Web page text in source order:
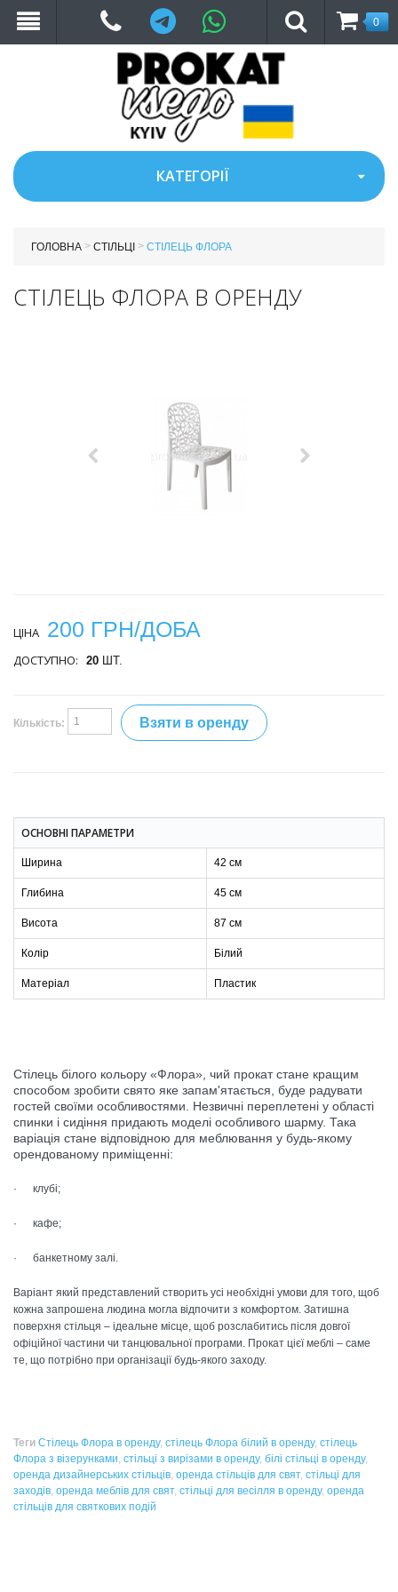
Telegram
0
КАТЕГОРІЇ
ГОЛОВНА > СТІЛЬЦІ > СТІЛЕЦЬ ФЛОРА
СТІЛЕЦЬ ФЛОРА В ОРЕНДУ
ЦІНА 200 ГРН/ДОБА
ДОСТУПНО: 20 ШТ.
Кількість: Взяти в оренду
ОСНОВНІ ПАРАМЕТРИ
Ширина 42 см
Глибина 45 см
Висота 87 см
Колір Білий
Матеріал Пластик
Стілець білого кольору «Флора», чий прокат стане кращим
способом зробити свято яке запам'ятається, буде радувати
гостей своїми особливостями. Незвичні переплетені у області
спинки і сидіння придають моделі особливого шарму. Така
варіація стане відповідною для меблювання у будь-якому
орендованому приміщенні:
· клубі;
· кафе;
· банкетному залі.
Варіант який представлений створить усі необхідні умови для того, щоб
кожна запрошена людина могла відпочити з комфортом. Затишна
поверхня стільця – ідеальне місце, щоб розслабитись після довгої
офіційної частини чи танцювальної програми. Прокат цієї меблі – саме
те, що потрібно при організації будь-якого заходу.
Теги Стілець Флора в оренду, стілець Флора білий в оренду, стілець
Флора з візерунками, стільці з вирізами в оренду, білі стільці в оренду,
оренда дизайнерських стільців, оренда стільців для свят, стільці для
заходів, оренда меблів для свят, стільці для весілля в оренду, оренда
стільців для святкових подій